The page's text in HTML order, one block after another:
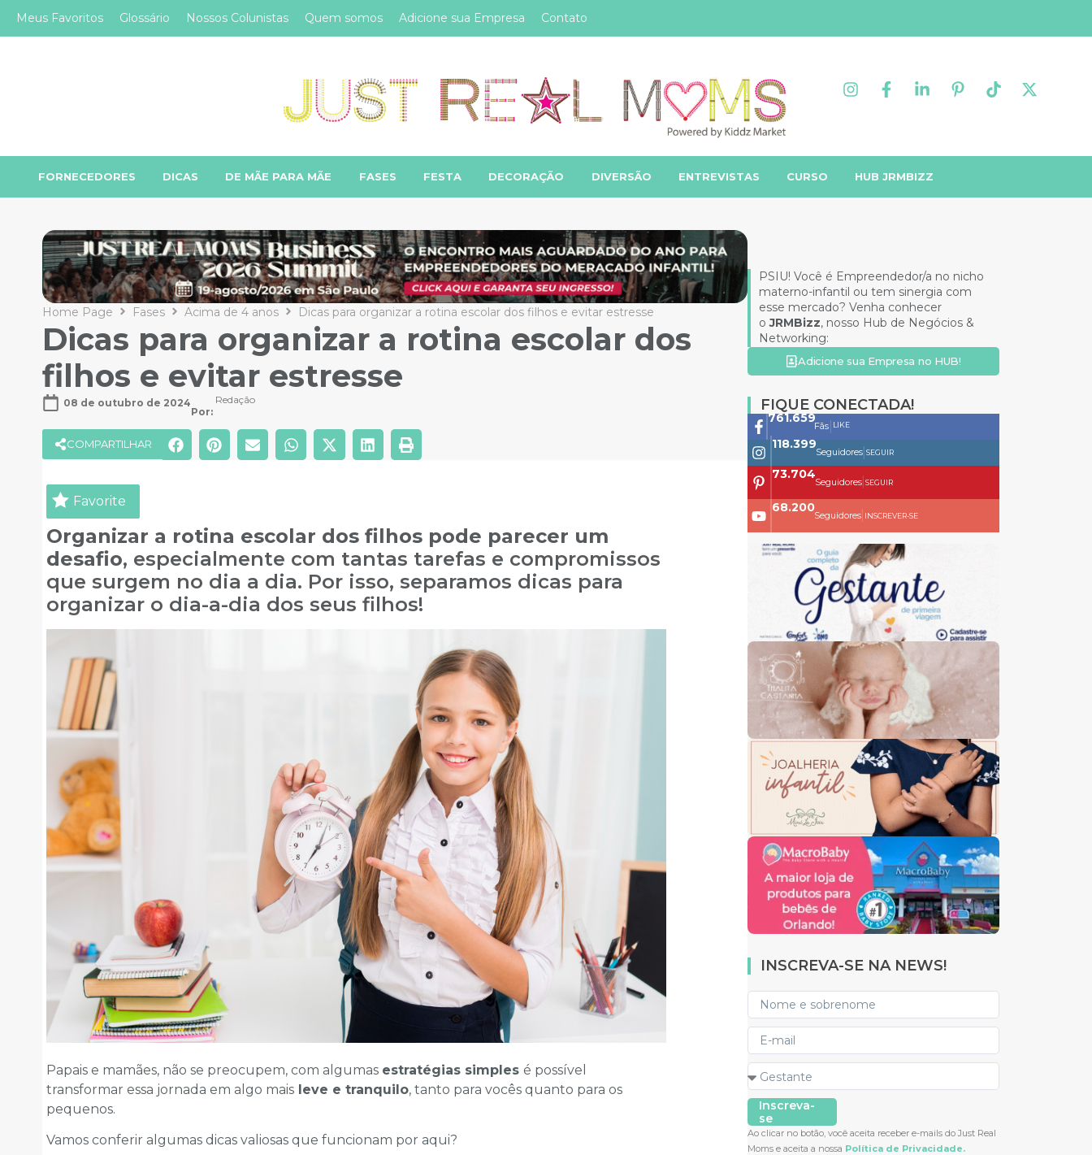
Meus Favoritos Glossário Nossos Colunistas Quem somos Adicione sua Empresa Contato
FORNECEDORES DICAS DE MÃE PARA MÃE FASES FESTA DECORAÇÃO DIVERSÃO ENTREVISTAS CURSO HUB JRMBIZZ
Home Page Fases Acima de 4 anos Dicas para organizar a rotina escolar dos filhos e evitar estresse
Dicas para organizar a rotina escolar dos
filhos e evitar estresse
08 de outubro de 2024
Por:
Redação
COMPARTILHAR
Favorite
Organizar a rotina escolar dos filhos pode parecer um
desafio, especialmente com tantas tarefas e compromissos
que surgem no dia a dia. Por isso, separamos dicas para
organizar o dia-a-dia dos seus filhos!
Papais e mamães, não se preocupem, com algumas estratégias simples é possível
transformar essa jornada em algo mais leve e tranquilo, tanto para vocês quanto para os
pequenos.
Vamos conferir algumas dicas valiosas que funcionam por aqui?
PSIU! Você é Empreendedor/a no nicho
materno-infantil ou tem sinergia com
esse mercado? Venha conhecer
oJRMBizz, nosso Hub de Negócios &
Networking:
Adicione sua Empresa no HUB!
FIQUE CONECTADA!
761.659
Fãs LIKE
118.399
Seguidores| SEGUIR
73.704
Seguidores| SEGUIR
68.200
Seguidores| INSCREVER-SE
INSCREVA-SE NA NEWS!
Inscreva-
se
Ao clicar no botão, você aceita receber e-mails do Just Real
Moms e aceita a nossa Política de Privacidade.